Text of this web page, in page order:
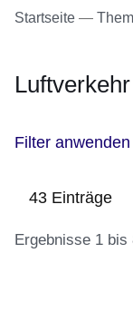
Startseite
Luftverkehr
Filter anwenden
43 Einträge
Ergebnisse 1